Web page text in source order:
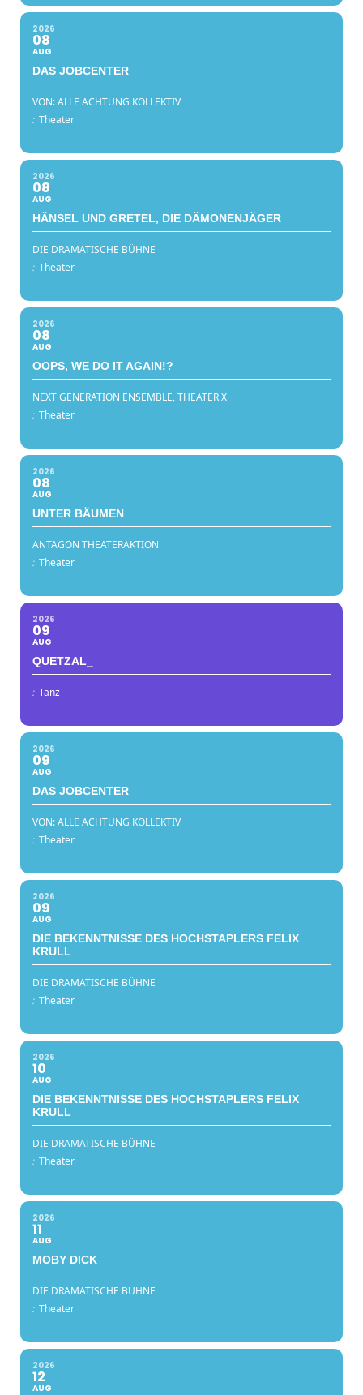
2026
08
AUG
DAS JOBCENTER
VON: ALLE ACHTUNG KOLLEKTIV
: Theater
2026
08
AUG
HÄNSEL UND GRETEL, DIE DÄMONENJÄGER
DIE DRAMATISCHE BÜHNE
: Theater
2026
08
AUG
OOPS, WE DO IT AGAIN!?
NEXT GENERATION ENSEMBLE, THEATER X
: Theater
2026
08
AUG
UNTER BÄUMEN
ANTAGON THEATERAKTION
: Theater
2026
09
AUG
QUETZAL_
: Tanz
2026
09
AUG
DAS JOBCENTER
VON: ALLE ACHTUNG KOLLEKTIV
: Theater
2026
09
AUG
DIE BEKENNTNISSE DES HOCHSTAPLERS FELIX
KRULL
DIE DRAMATISCHE BÜHNE
: Theater
2026
10
AUG
DIE BEKENNTNISSE DES HOCHSTAPLERS FELIX
KRULL
DIE DRAMATISCHE BÜHNE
: Theater
2026
11
AUG
MOBY DICK
DIE DRAMATISCHE BÜHNE
: Theater
2026
12
AUG